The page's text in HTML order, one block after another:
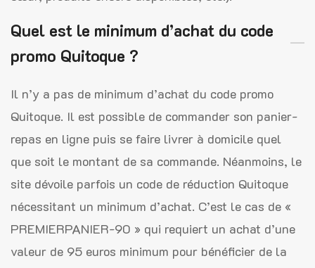
Quel est le minimum d’achat du code
promo Quitoque ?
Il n’y a pas de minimum d’achat du code promo
Quitoque. Il est possible de commander son panier-
repas en ligne puis se faire livrer à domicile quel
que soit le montant de sa commande. Néanmoins, le
site dévoile parfois un code de réduction Quitoque
nécessitant un minimum d’achat. C’est le cas de «
PREMIERPANIER-90 » qui requiert un achat d’une
valeur de 95 euros minimum pour bénéficier de la